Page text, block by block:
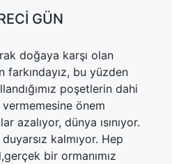
GÜN
doğaya karşı olan
farkındayız, bu yüzden
poşetlerin dahi
önem
azalıyor, dünya ısınıyor.
kalmıyor. Hep
bir ormanımız